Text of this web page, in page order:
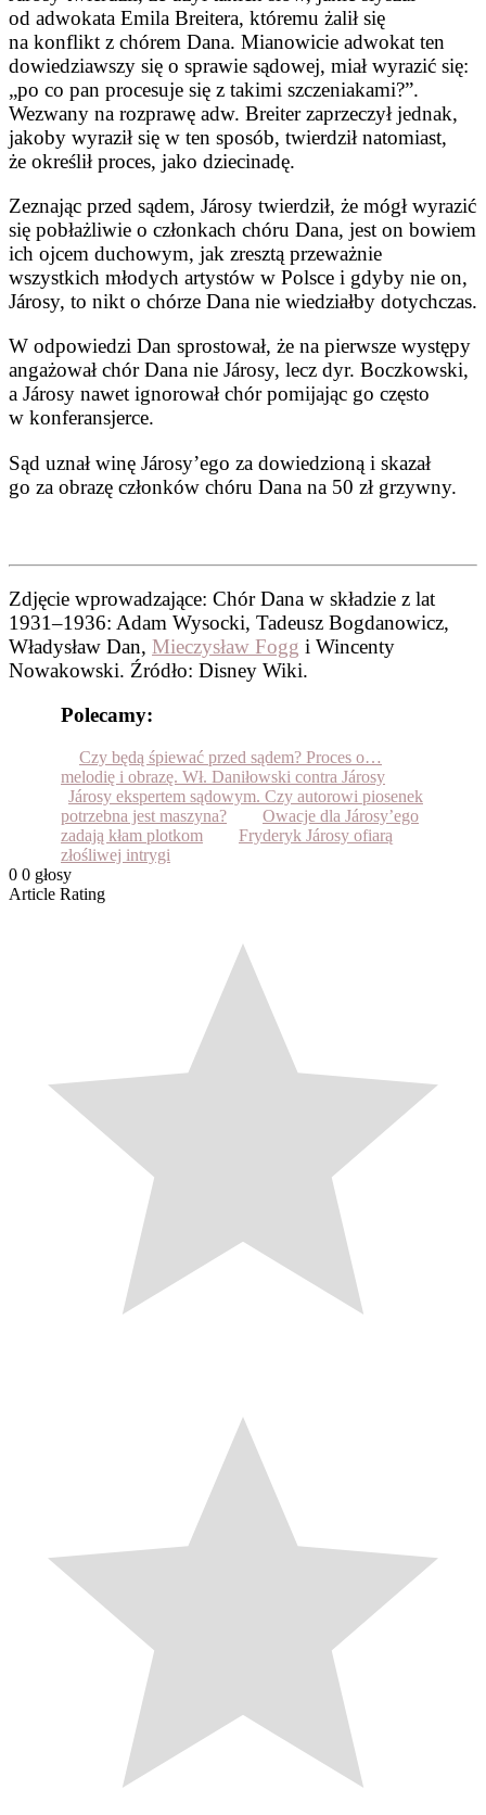
od adwokata Emila Breitera, któremu żalił się
na konflikt z chórem Dana. Mianowi­cie adwokat ten
dowiedziawszy się o sprawie sądowej, miał wyrazić się:
„po co pan procesuje się z taki­mi szczeniakami?”.
Wezwany na rozprawę adw. Breiter zaprzeczył jednak,
jakoby wyraził się w ten sposób, twierdził natomiast,
że określił proces, jako dziecinadę.
Zeznając przed sądem, Járosy twierdził, że mógł wyrazić
się po­błażliwie o członkach chóru Dana, jest on bowiem
ich ojcem ducho­wym, jak zresztą przeważnie
wszystkich młodych artystów w Polsce i gdyby nie on,
Járosy, to nikt o chórze Dana nie wiedziałby dotychczas.
W odpowiedzi Dan sprostował, że na pierwsze występy
angażował chór Dana nie Járosy, lecz dyr. Boczkowski,
a Járosy nawet ignorował chór pomijając go często
w konferansjerce.
Sąd uznał winę Járosy’ego za dowiedzioną i skazał
go za obrazę członków chóru Dana na 50 zł grzywny.
Zdjęcie wprowadzające: Chór Dana w składzie z lat
1931–1936: Adam Wysocki, Tadeusz Bogdanowicz,
Władysław Dan, Mieczysław Fogg i Wincenty
Nowakowski. Źródło: Disney Wiki.
Polecamy:
Czy będą śpiewać przed sądem? Proces o…
melodię i obrazę. Wł. Daniłowski contra Járosy
Járosy ekspertem sądowym. Czy autorowi piosenek
potrzebna jest maszyna?
Owacje dla Járosy’ego
zadają kłam plotkom
Fryderyk Járosy ofiarą
złośliwej intrygi
0 0 głosy
Article Rating